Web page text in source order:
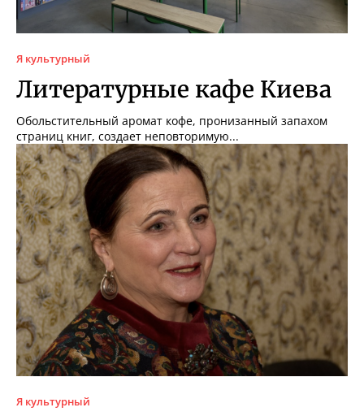
Я культурный
Литературные кафе Киева
Обольстительный аромат кофе, пронизанный запахом
страниц книг, создает неповторимую...
Я культурный